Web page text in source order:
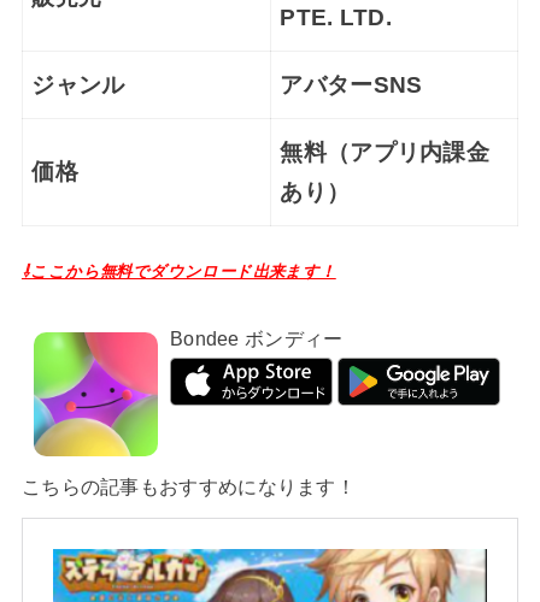
PTE. LTD.
ジャンル アバターSNS
価格
無料（アプリ内課金
あり）
⇩ここから無料でダウンロード出来ます！
Bondee ボンディー
こちらの記事もおすすめになります！